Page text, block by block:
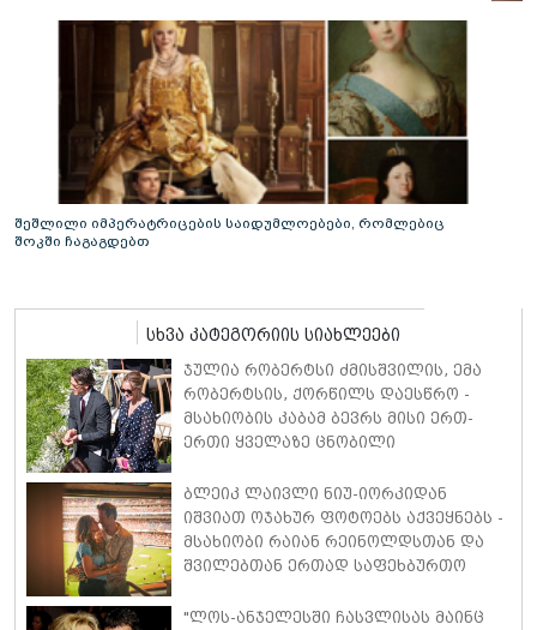
შეშლილი იმპერატრიცების საიდუმლოებები, რომლებიც
შოკში ჩაგაგდებთ
სხვა კატეგორიის სიახლეები
ჯულია რობერტსი ძმისშვილის, ემა
რობერტსის, ქორწილს დაესწრო -
მსახიობის კაბამ ბევრს მისი ერთ-
ერთი ყველაზე ცნობილი
საკულტო სტილი გაახსენა
ბლეიკ ლაივლი ნიუ-იორკიდან
იშვიათ ოჯახურ ფოტოებს აქვეყნებს -
მსახიობი რაიან რეინოლდსთან და
შვილებთან ერთად საფეხბურთო
"ლოს-ანჯელესში ჩასვლისას მაინც